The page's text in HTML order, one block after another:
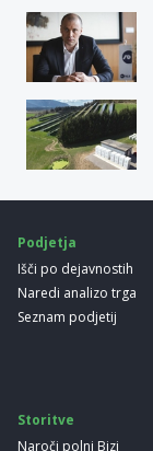
Podjetja
Išči po dejavnostih
Naredi analizo trga
Seznam podjetij
Storitve
Naroči polni Bizi